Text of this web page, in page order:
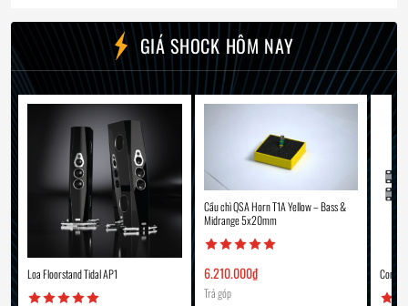
GIÁ SHOCK HÔM NAY
Loa Floorstand Tidal AP1
Cầu chì QSA Horn T1A Yellow – Bass &
Midrange 5x20mm
6.210.000₫
Trả góp